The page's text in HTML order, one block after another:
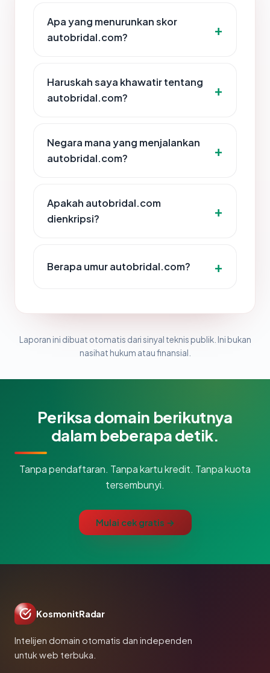
Apa yang menurunkan skor
autobridal.com?
Haruskah saya khawatir tentang
autobridal.com?
Negara mana yang menjalankan
autobridal.com?
Apakah autobridal.com
dienkripsi?
Berapa umur autobridal.com?
Laporan ini dibuat otomatis dari sinyal teknis publik. Ini bukan
nasihat hukum atau finansial.
Periksa domain berikutnya
dalam beberapa detik.
Tanpa pendaftaran. Tanpa kartu kredit. Tanpa kuota
tersembunyi.
Mulai cek gratis →
KosmonitRadar
Intelijen domain otomatis dan independen
untuk web terbuka.